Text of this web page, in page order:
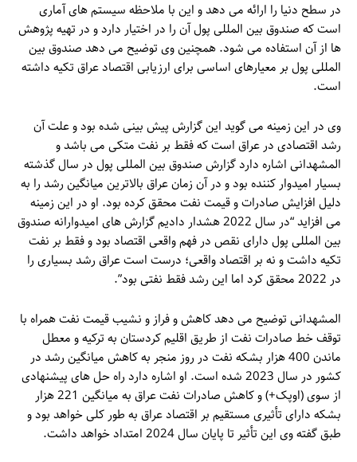
در سطح دنیا را ارائه می دهد و این با ملاحظه سیستم های آماری
است که صندوق بین المللی پول آن را در اختیار دارد و در تهیه پژوهش
ها از آن استفاده می شود. همچنین وی توضیح می دهد صندوق بین
المللی پول بر معیارهای اساسی برای ارزیابی اقتصاد عراق تکیه داشته
است.
وی در این زمینه می گوید این گزارش پیش بینی شده بود و علت آن
رشد اقتصادی در عراق است که فقط بر نفت متکی می باشد و
المشهدانی اشاره دارد گزارش صندوق بین المللی پول در سال گذشته
بسیار امیدوار کننده بود و در آن زمان عراق بالاترین میانگین رشد را به
دلیل افزایش صادرات و قیمت نفت محقق کرده بود. او در این زمینه
می افزاید “در سال 2022 هشدار دادیم گزارش های امیدوارانه صندوق
بین المللی پول دارای نقص در فهم واقعی اقتصاد بود و فقط بر نفت
تکیه داشت و نه بر اقتصاد واقعی؛ درست است عراق رشد بسیاری را
در 2022 محقق کرد اما این رشد فقط نفتی بود”.
المشهدانی توضیح می دهد کاهش و فراز و نشیب قیمت نفت همراه با
توقف خط صادرات نفت از طریق اقلیم کردستان به ترکیه و معطل
ماندن 400 هزار بشکه نفت در روز منجر به کاهش میانگین رشد در
کشور در سال 2023 شده است. او اشاره دارد راه حل های پیشنهادی
از سوی (اوپک+) و کاهش صادرات نفت عراق به میانگین 221 هزار
بشکه دارای تأثیری مستقیم بر اقتصاد عراق به طور کلی خواهد بود و
طبق گفته وی این تأثیر تا پایان سال 2024 امتداد خواهد داشت.